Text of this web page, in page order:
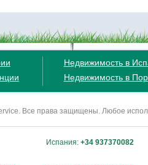
Недвижимость в
Недвижимость в
Все права защищены. Любое
Испания: +34 937370082